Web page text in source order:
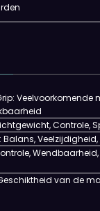
Veelvoorkomende
Controle,
van de